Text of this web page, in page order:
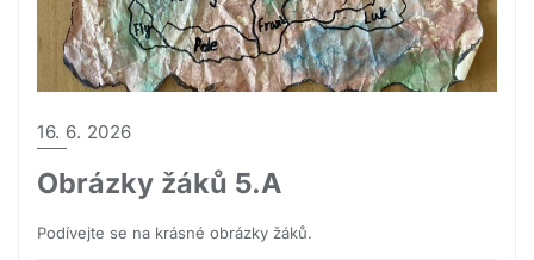
16. 6. 2026
Obrázky žáků 5.A
Podívejte se na krásné obrázky žáků.